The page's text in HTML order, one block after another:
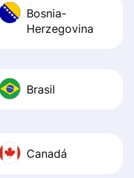
Bosnia-
Herzegovina
Brasil
Canadá